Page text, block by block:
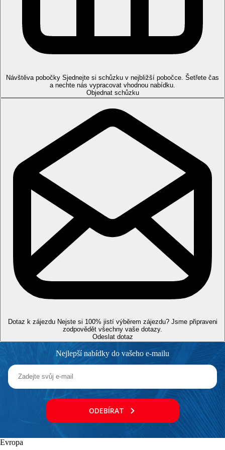
Veřejná pláž je vzdálena cca 10 km od hotelu (lehátka a
slunečníky za poplatek). Na pláž jezdí hotelový shuttle bus,
nutná rezervace předem na recepci.
Snídaně
snídaně formou bufetu
snídaně a večeře formou bufetu
nápoje nejsou zahrnuty v balíčku
All Inclusive
snídaně, oběd a večeře formou bufetu
neomezené množství vybraných alkoholických i
nealkoholických nápojů (12:00-22:00), nápoje jsou
podávány v hlavní hotelové restauraci Gardenia a Blu
Lounge baru
Sportovní nabídka
Zdarma:
fitness.
Za poplatek:
vodní sporty na pláži, tenisové kurty.
Zábava
Možnosti zábavy v okolí hotelu.
Zvláštnosti
Shuttle bus zdarma na veřejnou pláž a do nákupního centra
Dubai Mall (může být hotelem kdykoliv změněno, nutná
předchozí rezervace).
Zdarma:Wi-Fi v rámci hotelu vč. pokojů.
https://www.rotana.com/edge/unitedarabemirates/dubai/
3 hvězdičky
Návštěva pobočky Sjednejte si schůzku v nejbližší pobočce. Šetřete čas
a nechte nás vypracovat vhodnou nabídku.
Objednat schůzku
Dotaz k zájezdu Nejste si 100% jistí výběrem zájezdu? Jsme připraveni
zodpovědět všechny vaše dotazy.
Odeslat dotaz
Nejlepší nabídky do vašeho e-mailu
ODEBÍRAT
Evropa